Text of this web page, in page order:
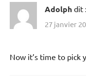
Adolph dit :
27 janvier
Now it’s time to pick